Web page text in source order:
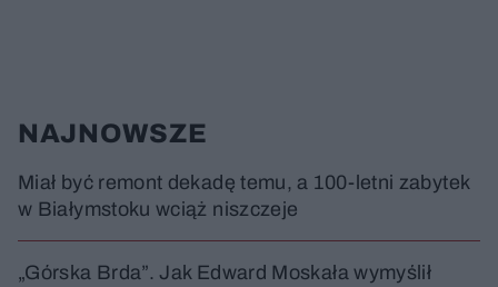
NAJNOWSZE
Miał być remont dekadę temu, a 100-letni zabytek
w Białymstoku wciąż niszczeje
„Górska Brda”. Jak Edward Moskała wymyślił